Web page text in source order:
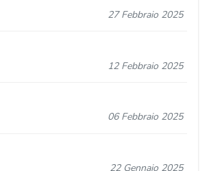
27 Febbraio 2025
12 Febbraio 2025
06 Febbraio 2025
22 Gennaio 2025